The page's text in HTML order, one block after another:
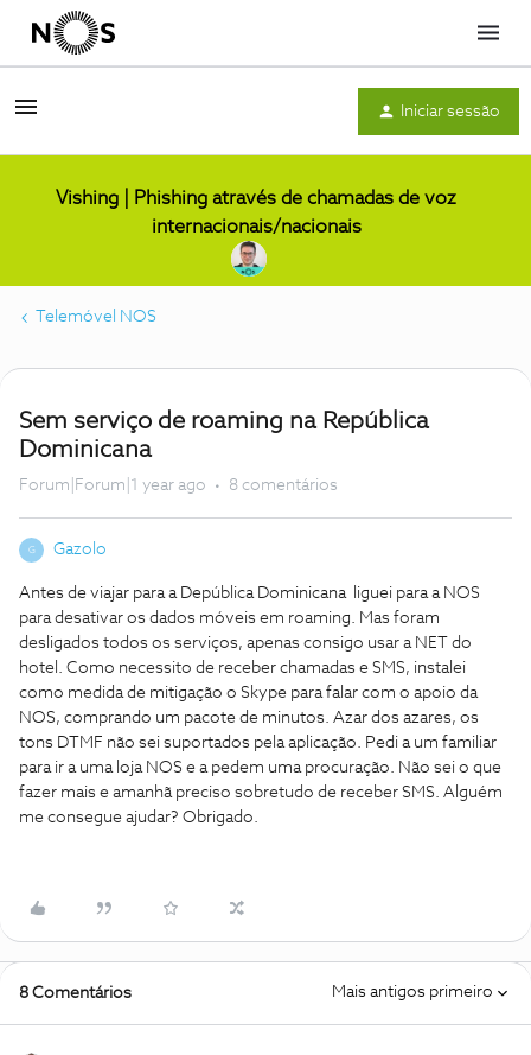
Menu
Iniciar sessão
Vishing | Phishing através de chamadas de voz
internacionais/nacionais
Telemóvel NOS
Sem serviço de roaming na República
Dominicana
Forum|Forum|1 year ago 8 comentários
G Gazolo
Antes de viajar para a Depública Dominicana liguei para a NOS
para desativar os dados móveis em roaming. Mas foram
desligados todos os serviços, apenas consigo usar a NET do
hotel. Como necessito de receber chamadas e SMS, instalei
como medida de mitigação o Skype para falar com o apoio da
NOS, comprando um pacote de minutos. Azar dos azares, os
tons DTMF não sei suportados pela aplicação. Pedi a um familiar
para ir a uma loja NOS e a pedem uma procuração. Não sei o que
fazer mais e amanhã preciso sobretudo de receber SMS. Alguém
me consegue ajudar? Obrigado.
8 Comentários Mais antigos primeiro